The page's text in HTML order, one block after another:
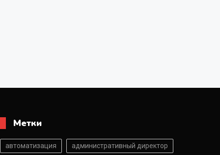
Метки
автоматизация административный директор